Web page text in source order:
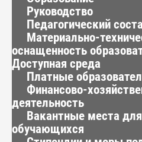
Руководство
Педагогический
Материально-
оснащенность
Доступная среда
Платные
Финансово-
деятельность
Вакантные места
обучающихся